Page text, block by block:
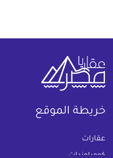
خريطة الموقع
عقارات
كومباوندات